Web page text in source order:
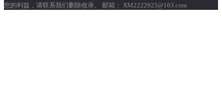
您的利益，请联系我们删除收录。 邮箱： XM2222925@163.com